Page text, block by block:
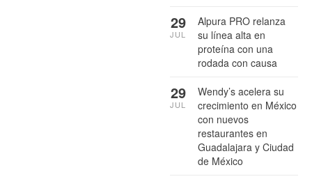
Alpura PRO relanza
su línea alta en
proteína con una
rodada con causa
29
JUL
Wendy’s acelera su
crecimiento en México
con nuevos
restaurantes en
Guadalajara y Ciudad
de México
29
JUL